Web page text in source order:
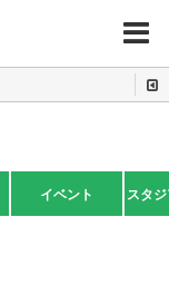
MENU
イベント スタ